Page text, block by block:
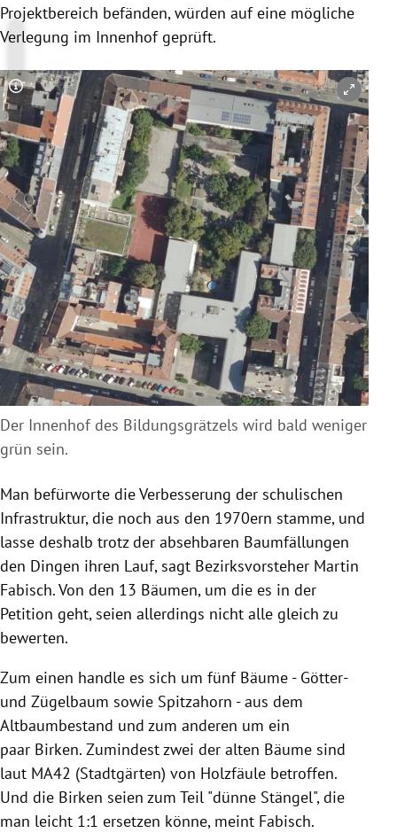
Projektbereich befänden, würden auf eine mögliche
Verlegung im Innenhof geprüft.
Copyright-Hinweis öffnen/schließen
Der Innenhof des Bildungsgrätzels wird bald weniger
grün sein.
Man befürworte die Verbesserung der schulischen
Infrastruktur, die noch aus den 1970ern stamme, und
lasse deshalb trotz der absehbaren Baumfällungen
den Dingen ihren Lauf, sagt Bezirksvorsteher Martin
Fabisch. Von den 13 Bäumen, um die es in der
Petition geht, seien allerdings nicht alle gleich zu
bewerten.
Zum einen handle es sich um fünf Bäume - Götter-
und Zügelbaum sowie Spitzahorn - aus dem
Altbaumbestand und zum anderen um ein
paar Birken. Zumindest zwei der alten Bäume sind
laut MA42 (Stadtgärten) von Holzfäule betroffen.
Und die Birken seien zum Teil "dünne Stängel", die
man leicht 1:1 ersetzen könne, meint Fabisch.